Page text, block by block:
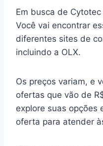
Em busca de
Você vai encontrar
diferentes sites de
incluindo a OLX.
Os preços variam, e
ofertas que vão de
explore suas opções
oferta para atender